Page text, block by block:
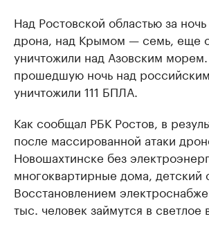
Над Ростовской областью за
дрона, над Крымом — семь, еще
уничтожили над Азовским
прошедшую ночь над
уничтожили 111 БПЛА.
Как сообщал РБК Ростов, в
после массированной атаки
Новошахтинске без
многоквартирные дома, детский
Восстановлением
тыс. человек займутся в светлое